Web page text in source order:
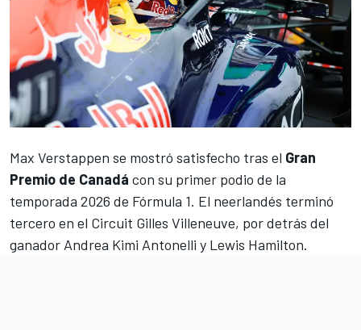
Max Verstappen se mostró satisfecho tras el Gran
Premio de Canadá con su primer podio de la
temporada 2026 de Fórmula 1. El neerlandés terminó
tercero en el Circuit Gilles Villeneuve, por detrás del
ganador Andrea Kimi Antonelli y Lewis Hamilton.